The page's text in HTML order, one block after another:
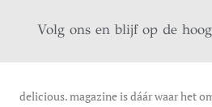
Volg ons en blijf op de
delicious. magazine is dáár waar het